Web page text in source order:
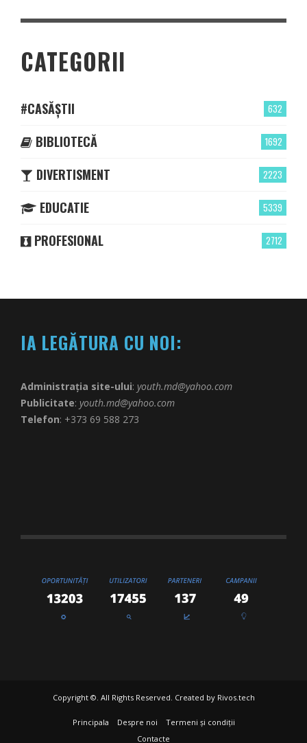
CATEGORII
632
#CASĂȘTII
1692
BIBLIOTECĂ
2223
DIVERTISMENT
5339
EDUCATIE
2712
PROFESIONAL
IA LEGĂTURA CU NOI:
Administrația site-ului: youth.md@yahoo.com
Publicitate: youth.md@yahoo.com
Telefon: +373 69 588 273
Copyright ©. All Rights Reserved. Created by Rivos.tech
Principala Despre noi
Termeni și condiții
Contacte